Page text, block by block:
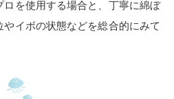
を使用する場合と、丁寧に綿ぼ
イボの状態などを総合的にみて